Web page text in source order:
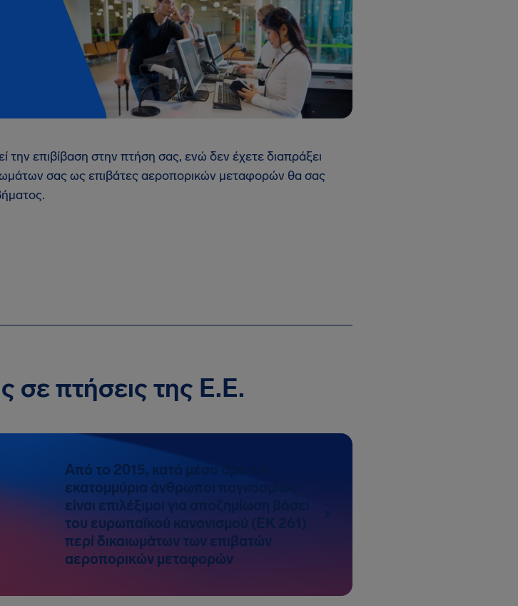
επιβίβαση στην πτήση σας, ενώ δεν έχετε διαπράξει
σας ως επιβάτες αεροπορικών μεταφορών θα σας
σε πτήσεις της Ε.Ε.
Από το 2015, κατά μέσο όρο 6,4
εκατομμύρια άνθρωποι παγκοσμίως
είναι επιλέξιμοι για αποζημίωση βάσει
του ευρωπαϊκού κανονισμού (ΕΚ 261)
περί δικαιωμάτων των επιβατών
αεροπορικών μεταφορών